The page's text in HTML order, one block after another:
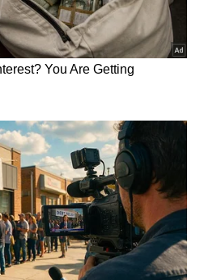
ವಿಪರೀತವಾಗಿ ತೂಕ
ಅಭಿಮಾನಿಗಳು ಆತಂಕ
ಸಣ್ಣಗಾಗಿದ್ದೀರಿ?" ಎಂಬ
ಭಾವುಕ ಉತ್ತರ